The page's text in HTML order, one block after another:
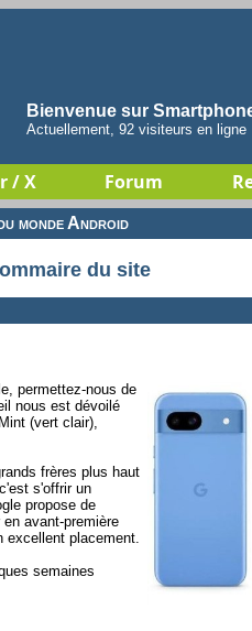
Bienvenue sur
Actuellement, 92 visiteurs en ligne
/ X Forum
monde Android
du site
permettez-nous de
nous est dévoilé
(vert clair),
frères plus haut
s'offrir un
propose de
avant-première
placement.
semaines